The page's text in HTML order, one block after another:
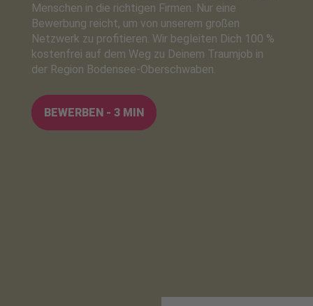
Menschen in die richtigen Firmen. Nur eine
Bewerbung reicht, um von unserem großen
Netzwerk zu profitieren. Wir begleiten Dich 100 %
kostenfrei auf dem Weg zu Deinem Traumjob in
der Region Bodensee-Oberschwaben.
BEWERBEN - 3 MIN